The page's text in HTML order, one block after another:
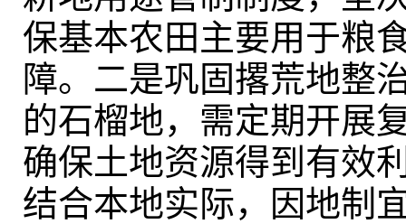
保基本农田主要用于粮
障。 二是巩固撂荒地整
的石榴地， 需定期开展
确保土地资源得到有效
结合本地实际，因地制